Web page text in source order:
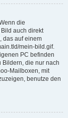
die
auch direkt
das auf einem
mein-bild.gif.
PC befinden
Bildern, die nur nach
Mailboxen, mit
benutze den